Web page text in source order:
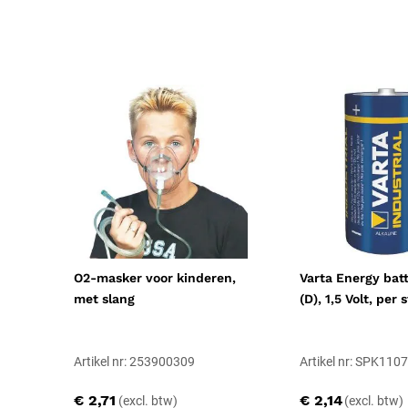
O2-masker voor kinderen,
met slang
Artikel nr: 253900309
€ 2,71
Varta Energy
(D), 1,5 Volt, per
Artikel nr:
€ 2,14